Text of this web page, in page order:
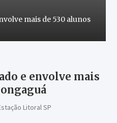
mais de 530 alunos
e envolve mais
Litoral SP